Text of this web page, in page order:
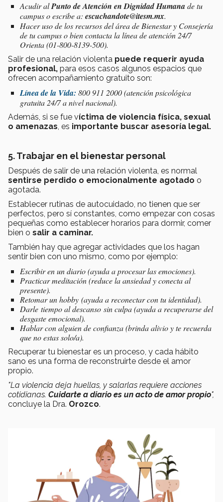
Acudir alPunto de Atención en Dignidad Humanade tu
campus o escribe a: escuchandote@itesm.mx.
Hacer uso de los recursos del área de Bienestar y Consejería
de tu campus o bien contacta la línea de atención 24/7
Orienta (01-800-8139-500).
Salir de una relación violenta puede requerir ayuda
profesional, para esos casos algunos espacios que
ofrecen acompañamiento gratuito son:
Línea de la Vida: 800 911 2000 (atención psicológica
gratuita 24/7 a nivel nacional).
Además, si se fue víctima de violencia física, sexual
o amenazas, es importante buscar asesoría legal.
5. Trabajar en el bienestar personal
Después de salir de una relación violenta, es normal
sentirse perdido o emocionalmente agotado o
agotada.
Establecer rutinas de autocuidado, no tienen que ser
perfectos, pero sí constantes, como empezar con cosas
pequeñas como establecer horarios para dormir, comer
bien o salir a caminar.
También hay que agregar actividades que los hagan
sentir bien con uno mismo, como por ejemplo:
Escribir en un diario (ayuda a procesar las emociones).
Practicar meditación (reduce la ansiedad y conecta al
presente).
Retomar un hobby (ayuda a reconectar con tu identidad).
Darle tiempo al descanso sin culpa (ayuda a recuperarse del
desgaste emocional).
Hablar con alguien de confianza (brinda alivio y te recuerda
que no estas solo/a).
Recuperar tu bienestar es un proceso, y cada hábito
sano es una forma de reconstruirte desde el amor
propio.
"La violencia deja huellas, y salarlas requiere acciones
cotidianas. Cuidarte a diario es un acto de amor propio",
concluye la Dra. Orozco.